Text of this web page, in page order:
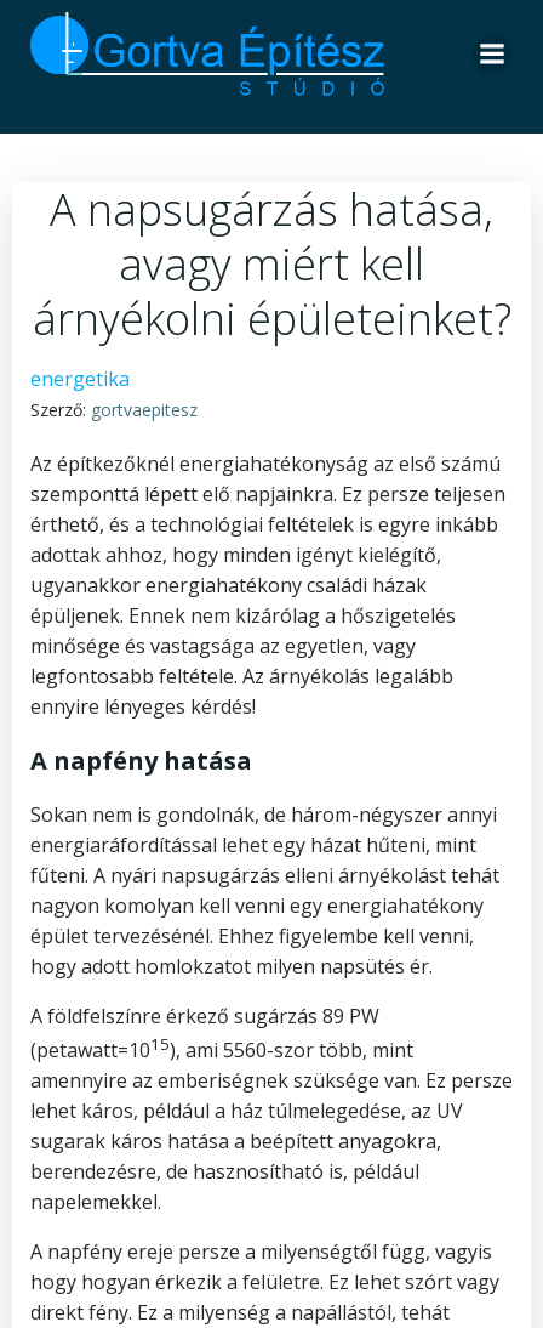
to
content
A napsugárzás hatása,
avagy miért kell
árnyékolni épületeinket?
energetika
Szerző: gortvaepitesz
Az építkezőknél energiahatékonyság az első számú
szemponttá lépett elő napjainkra. Ez persze teljesen
érthető, és a technológiai feltételek is egyre inkább
adottak ahhoz, hogy minden igényt kielégítő,
ugyanakkor energiahatékony családi házak
épüljenek. Ennek nem kizárólag a hőszigetelés
minősége és vastagsága az egyetlen, vagy
legfontosabb feltétele. Az árnyékolás legalább
ennyire lényeges kérdés!
A napfény hatása
Sokan nem is gondolnák, de három-négyszer annyi
energiaráfordítással lehet egy házat hűteni, mint
fűteni. A nyári napsugárzás elleni árnyékolást tehát
nagyon komolyan kell venni egy energiahatékony
épület tervezésénél. Ehhez figyelembe kell venni,
hogy adott homlokzatot milyen napsütés ér.
A földfelszínre érkező sugárzás 89 PW
(petawatt=1015), ami 5560-szor több, mint
amennyire az emberiségnek szüksége van. Ez persze
lehet káros, például a ház túlmelegedése, az UV
sugarak káros hatása a beépített anyagokra,
berendezésre, de hasznosítható is, például
napelemekkel.
A napfény ereje persze a milyenségtől függ, vagyis
hogy hogyan érkezik a felületre. Ez lehet szórt vagy
direkt fény. Ez a milyenség a napállástól, tehát